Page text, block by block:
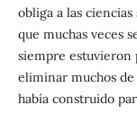
obliga a las
que muchas veces
siempre estuvieron
eliminar muchos de
había construido